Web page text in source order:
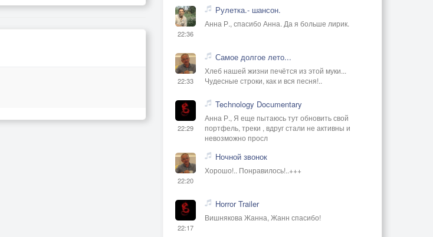
22:36
Рулетка.- шансон.
Анна Р., спасибо Анна. Да я больше лирик.
22:33
Самое долгое лето...
Хлеб нашей жизни печётся из этой муки...
Чудесные строки, как и вся песня!..
22:29
Technology Documentary
Анна Р., Я еще пытаюсь тут обновить свой
портфель, треки , вдруг стали не активны и
невозможно просл
22:20
Ночной звонок
Хорошо!.. Понравилось!..+++
22:17
Horror Trailer
Вишнякова Жанна, Жанн спасибо!